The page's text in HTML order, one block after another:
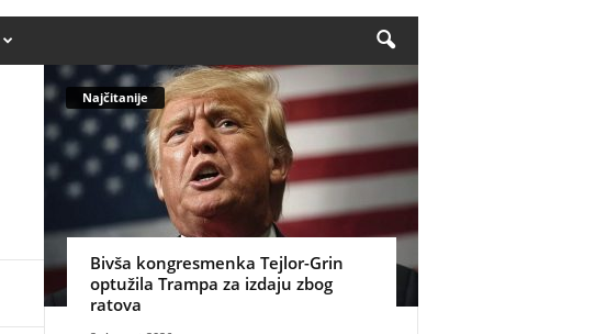
Najčitanije
Bivša kongresmenka Tejlor-Grin
optužila Trampa za izdaju zbog
ratova